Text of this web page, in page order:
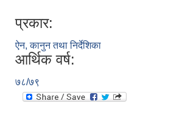
प्रकार:
ऐन, कानुन तथा निर्देशिका
आर्थिक वर्ष:
७८/७९